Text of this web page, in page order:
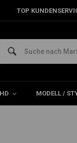
TOP
HD MODELL /